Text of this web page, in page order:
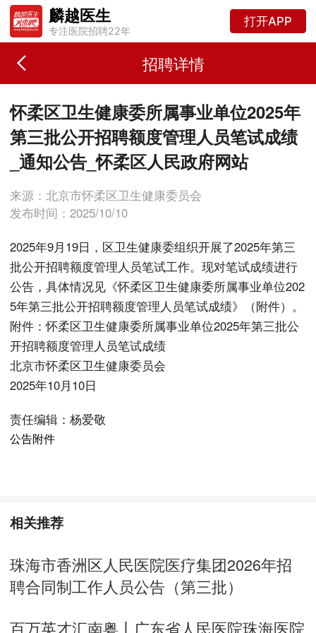
麟越医生
专注医院招聘22年
打开APP
招聘详情
怀柔区卫生健康委所属事业单位2025年
第三批公开招聘额度管理人员笔试成绩
_通知公告_怀柔区人民政府网站
来源：北京市怀柔区卫生健康委员会
发布时间：2025/10/10
2025年9月19日，区卫生健康委组织开展了2025年第三
批公开招聘额度管理人员笔试工作。现对笔试成绩进行
公告，具体情况见《怀柔区卫生健康委所属事业单位202
5年第三批公开招聘额度管理人员笔试成绩》（附件）。
附件：怀柔区卫生健康委所属事业单位2025年第三批公
开招聘额度管理人员笔试成绩
北京市怀柔区卫生健康委员会
2025年10月10日
责任编辑：杨爱敬
公告附件
相关推荐
珠海市香洲区人民医院医疗集团2026年招
聘合同制工作人员公告（第三批）
百万英才汇南粤丨广东省人民医院珠海医院